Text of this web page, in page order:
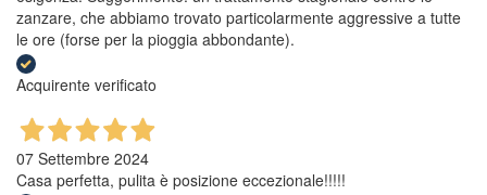
zanzare, che abbiamo trovato particolarmente aggressive a tutte
le ore (forse per la pioggia abbondante).
Acquirente verificato
07 Settembre 2024
Casa perfetta, pulita è posizione eccezionale!!!!!